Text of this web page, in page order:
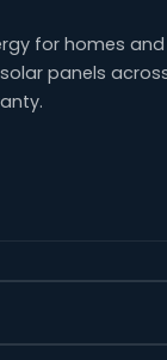
for homes and
panels